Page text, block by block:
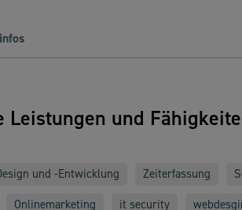
und
und -Entwicklung Zeiterfassung
Onlinemarketing it security